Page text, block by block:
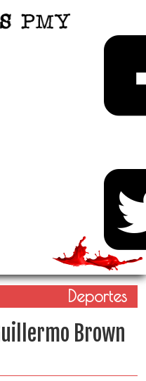
Deportes
Brown